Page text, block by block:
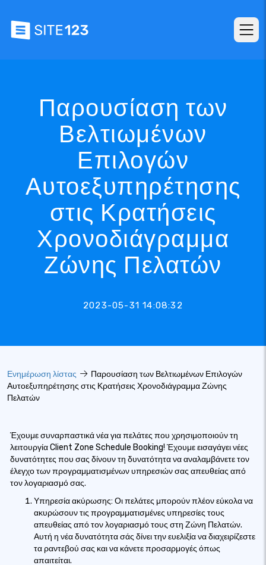
Παρουσίαση των
Βελτιωμένων
Επιλογών
Αυτοεξυπηρέτησης
στις Κρατήσεις
Χρονοδιάγραμμα
Ζώνης Πελατών
2023-05-31 14:08:32
Ενημέρωση λίστας
Παρουσίαση των Βελτιωμένων Επιλογών
Αυτοεξυπηρέτησης στις Κρατήσεις Χρονοδιάγραμμα Ζώνης
Πελατών
Έχουμε συναρπαστικά νέα για πελάτες που χρησιμοποιούν τη
λειτουργία Client Zone Schedule Booking! Έχουμε εισαγάγει νέες
δυνατότητες που σας δίνουν τη δυνατότητα να αναλαμβάνετε τον
έλεγχο των προγραμματισμένων υπηρεσιών σας απευθείας από
τον λογαριασμό σας.
Υπηρεσία ακύρωσης: Οι πελάτες μπορούν πλέον εύκολα να
ακυρώσουν τις προγραμματισμένες υπηρεσίες τους
απευθείας από τον λογαριασμό τους στη Ζώνη Πελατών.
Αυτή η νέα δυνατότητα σάς δίνει την ευελιξία να διαχειρίζεστε
τα ραντεβού σας και να κάνετε προσαρμογές όπως
απαιτείται.